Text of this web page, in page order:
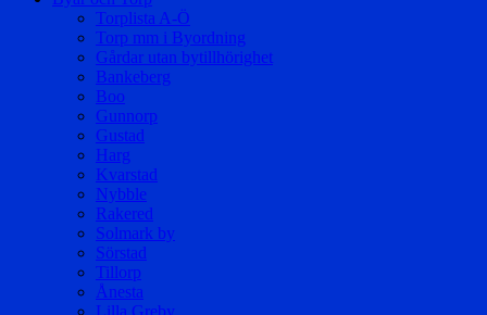
Torplista A-Ö
Torp mm i Byordning
Gårdar utan bytillhörighet
Bankeberg
Boo
Gunnorp
Gustad
Harg
Kvarstad
Nybble
Rakered
Solmark by
Sörstad
Tillorp
Ånesta